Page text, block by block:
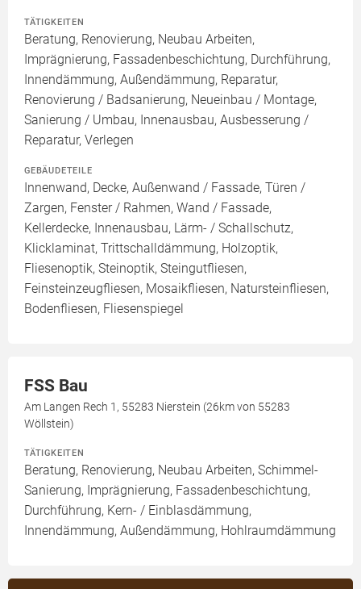
TÄTIGKEITEN
Beratung, Renovierung, Neubau Arbeiten,
Imprägnierung, Fassadenbeschichtung, Durchführung,
Innendämmung, Außendämmung, Reparatur,
Renovierung / Badsanierung, Neueinbau / Montage,
Sanierung / Umbau, Innenausbau, Ausbesserung /
Reparatur, Verlegen
GEBÄUDETEILE
Innenwand, Decke, Außenwand / Fassade, Türen /
Zargen, Fenster / Rahmen, Wand / Fassade,
Kellerdecke, Innenausbau, Lärm- / Schallschutz,
Klicklaminat, Trittschalldämmung, Holzoptik,
Fliesenoptik, Steinoptik, Steingutfliesen,
Feinsteinzeugfliesen, Mosaikfliesen, Natursteinfliesen,
Bodenfliesen, Fliesenspiegel
FSS Bau
Am Langen Rech 1, 55283 Nierstein (26km von 55283
Wöllstein)
TÄTIGKEITEN
Beratung, Renovierung, Neubau Arbeiten, Schimmel-
Sanierung, Imprägnierung, Fassadenbeschichtung,
Durchführung, Kern- / Einblasdämmung,
Innendämmung, Außendämmung, Hohlraumdämmung